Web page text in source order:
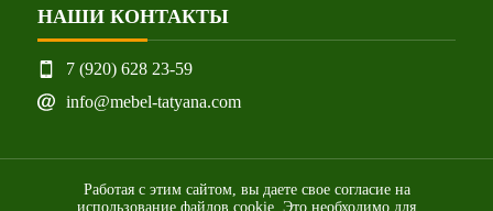
НАШИ КОНТАКТЫ
7 (920) 628 23-59
info@mebel-tatyana.com
Работая с этим сайтом, вы даете свое согласие на
использование файлов cookie. Это необходимо для